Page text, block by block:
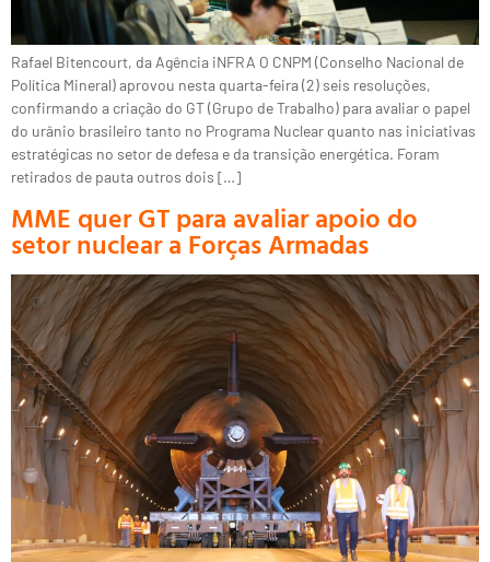
Rafael Bitencourt, da Agência iNFRA O CNPM (Conselho Nacional de
Política Mineral) aprovou nesta quarta-feira (2) seis resoluções,
confirmando a criação do GT (Grupo de Trabalho) para avaliar o papel
do urânio brasileiro tanto no Programa Nuclear quanto nas iniciativas
estratégicas no setor de defesa e da transição energética. Foram
retirados de pauta outros dois […]
MME quer GT para avaliar apoio do
setor nuclear a Forças Armadas